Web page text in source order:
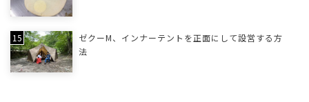
ゼクーM、インナーテントを正面にして設営する方
法